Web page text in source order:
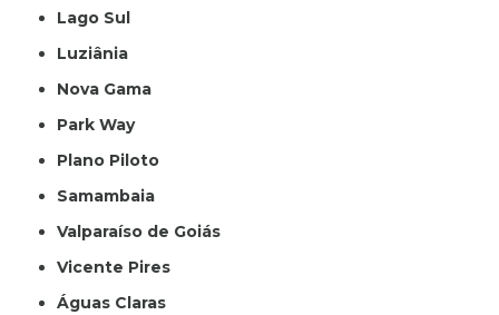
Lago Sul
Luziânia
Nova Gama
Park Way
Plano Piloto
Samambaia
Valparaíso de Goiás
Vicente Pires
Águas Claras